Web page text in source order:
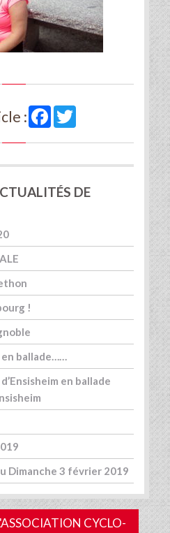
: Facebook
DE
!
ballade……
en ballade
Dimanche 3 février 2019
CYCLO-